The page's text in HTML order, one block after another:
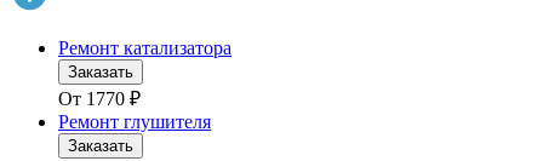
Ремонт катализатора
Заказать
От 1770 ₽
Ремонт глушителя
Заказать